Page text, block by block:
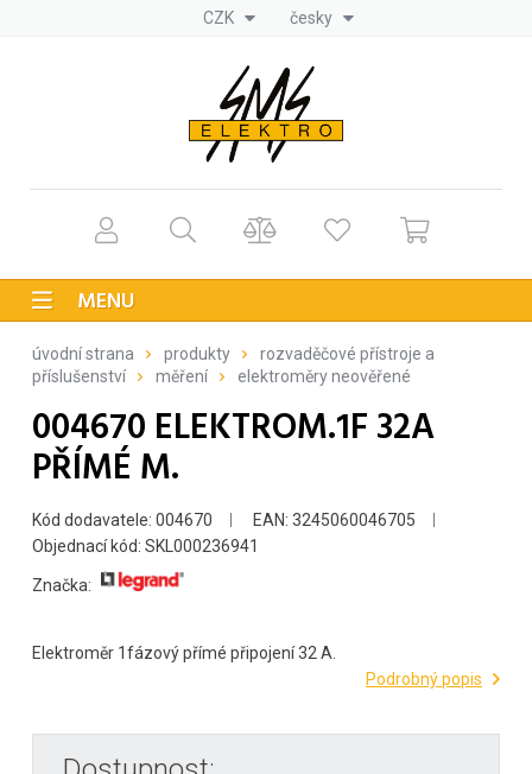
CZK česky
MENU
úvodní strana produkty
rozvaděčové přístroje a
příslušenství
měření elektroměry neověřené
004670 ELEKTROM.1F 32A
PŘÍMÉ M.
Kód dodavatele: 004670
EAN: 3245060046705
Objednací kód: SKL000236941
Značka:
Elektroměr 1fázový přímé připojení 32 A.
Podrobný popis